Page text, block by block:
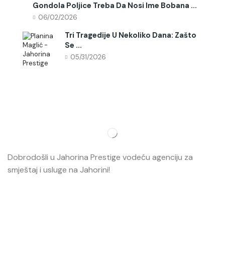
Gondola Poljice Treba Da Nosi Ime Bobana ...
06/02/2026
Tri Tragedije U Nekoliko Dana: Zašto
Se ...
05/31/2026
Dobrodošli u Jahorina Prestige vodeću agenciju za
smještaj i usluge na Jahorini!